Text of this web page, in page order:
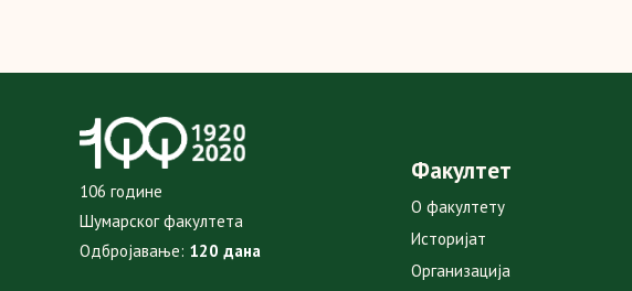
106 године
Шумарског факултета
Одбројавање: 120 дана
Факултет
О факултету
Историјат
Организација